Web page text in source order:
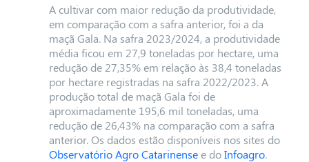
A cultivar com maior redução da produtividade,
em comparação com a safra anterior, foi a da
maçã Gala. Na safra 2023/2024, a produtividade
média ficou em 27,9 toneladas por hectare, uma
redução de 27,35% em relação às 38,4 toneladas
por hectare registradas na safra 2022/2023. A
produção total de maçã Gala foi de
aproximadamente 195,6 mil toneladas, uma
redução de 26,43% na comparação com a safra
anterior. Os dados estão disponíveis nos sites do
Observatório Agro Catarinensee doInfoagro.